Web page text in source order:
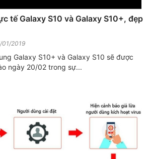
tế Galaxy S10 và Galaxy S10+, đẹp
01/2019
Galaxy S10+ và Galaxy S10 sẽ được
ngày 20/02 trong sự...